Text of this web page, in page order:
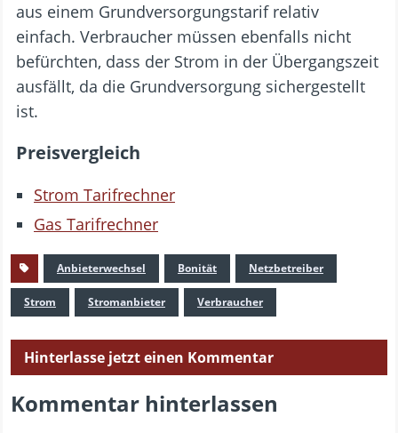
aus einem Grundversorgungstarif relativ
einfach. Verbraucher müssen ebenfalls nicht
befürchten, dass der Strom in der Übergangszeit
ausfällt, da die Grundversorgung sichergestellt
ist.
Preisvergleich
Strom Tarifrechner
Gas Tarifrechner
Anbieterwechsel Bonität Netzbetreiber
Strom Stromanbieter Verbraucher
Hinterlasse jetzt einen Kommentar
Kommentar hinterlassen